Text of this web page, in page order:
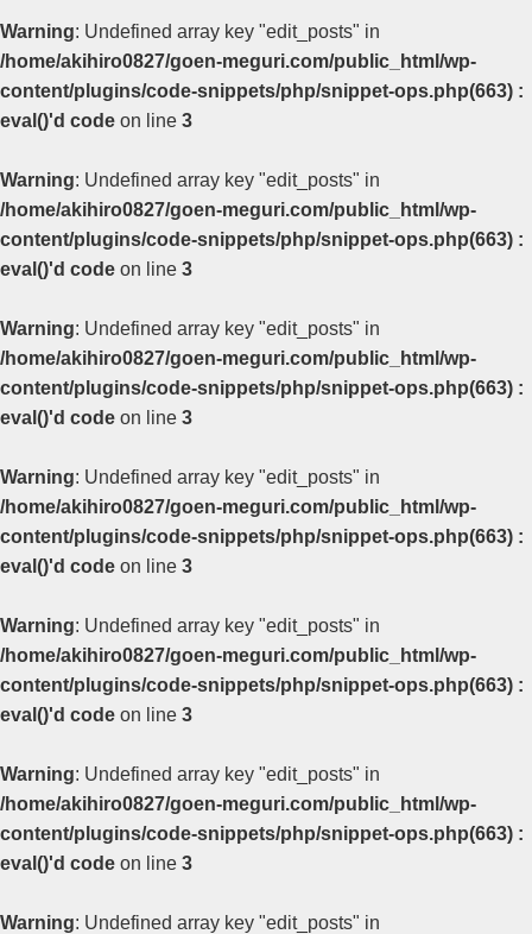
Warning: Undefined array key "edit_posts" in
/home/akihiro0827/goen-meguri.com/public_html/wp-
content/plugins/code-snippets/php/snippet-ops.php(663) :
eval()'d code on line 3
Warning: Undefined array key "edit_posts" in
/home/akihiro0827/goen-meguri.com/public_html/wp-
content/plugins/code-snippets/php/snippet-ops.php(663) :
eval()'d code on line 3
Warning: Undefined array key "edit_posts" in
/home/akihiro0827/goen-meguri.com/public_html/wp-
content/plugins/code-snippets/php/snippet-ops.php(663) :
eval()'d code on line 3
Warning: Undefined array key "edit_posts" in
/home/akihiro0827/goen-meguri.com/public_html/wp-
content/plugins/code-snippets/php/snippet-ops.php(663) :
eval()'d code on line 3
Warning: Undefined array key "edit_posts" in
/home/akihiro0827/goen-meguri.com/public_html/wp-
content/plugins/code-snippets/php/snippet-ops.php(663) :
eval()'d code on line 3
Warning: Undefined array key "edit_posts" in
/home/akihiro0827/goen-meguri.com/public_html/wp-
content/plugins/code-snippets/php/snippet-ops.php(663) :
eval()'d code on line 3
Warning: Undefined array key "edit_posts" in